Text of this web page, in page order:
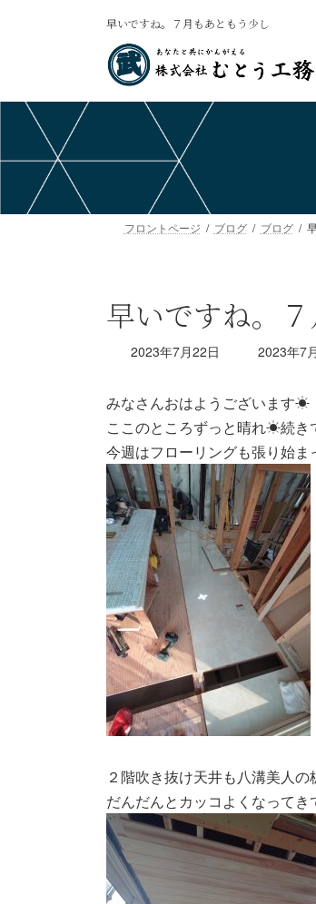
ツ
キ
シ
に
早いですね。７月もあともう少し
フロントページ ブログ ブログ
早いですね。
2023年7月22日
最
新
日
時
:
2023年7
みなさんおはようございます☀
ここのところずっと晴れ☀続き
今週はフローリングも張り始
２階吹き抜け天井も八溝美人
だんだんとカッコよくなってき